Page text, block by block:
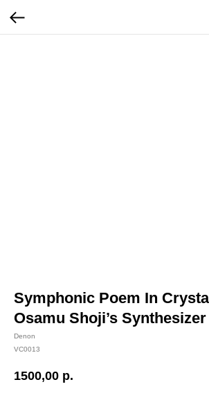
Symphonic Poem In
Osamu Shoji’s Synthesizer
Denon
VC0013
1500,00 р.